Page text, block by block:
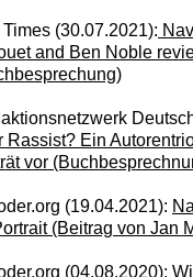
(30.07.2021):
and Ben Noble
Rassist? Ein
vor
(19.04.2021):
(Beitrag von Jan
(04.08.2020):